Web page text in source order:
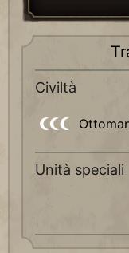
Civiltà
Unità speciali